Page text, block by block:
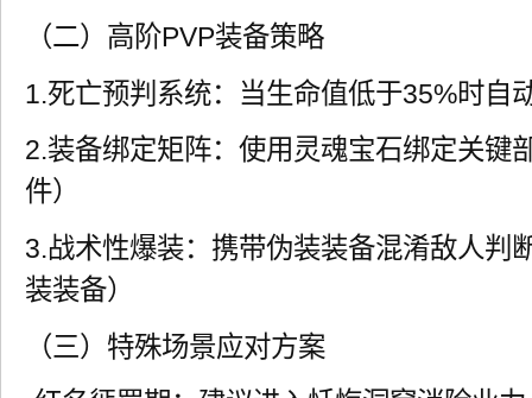
（二）高阶PVP装备策略
1.死亡预判系统：当生命值低于35%时自
2.装备绑定矩阵：使用灵魂宝石绑定关键
件）
3.战术性爆装：携带伪装装备混淆敌人判
装装备）
（三）特殊场景应对方案